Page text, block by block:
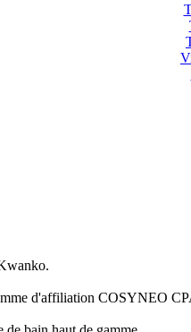
d'affiliation COSYNEO